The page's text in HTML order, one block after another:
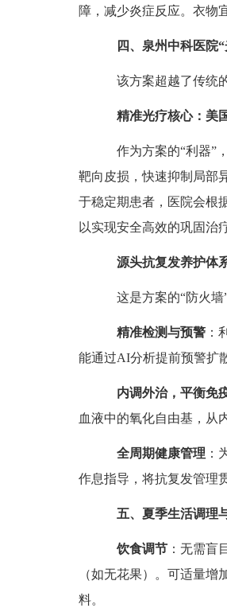
障，减少炎症反应。衣物
四、泉州中科医院
该方案超越了传统的
精准光疗核心：美
作为方案的“利器”，
靶向皮损，快速抑制局部
于稳定期患者，医院会根
以实现安全高效的巩固治
源头抗复发养护体
这是方案的“防火墙”
精准检测与预警 ：
能通过AI分析提前预警扩
内调外治，平衡免
血液中的氧化自由基，从
全周期健康管理 ：
作息指导，将抗复发管理
五、夏季生活调理
饮食调节 ：无需盲
（如无花果）。可适量
料。